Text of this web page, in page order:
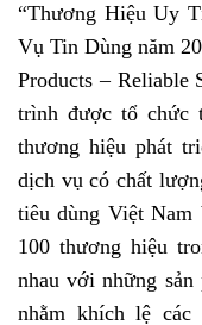
“Thương Hiệu Uy
Vụ Tin Dùng năm
Products – Reliable
trình được tổ chức
thương hiệu phát
dịch vụ có chất
tiêu dùng Việt Nam
100 thương hiệu
nhau với những
nhằm khích lệ các